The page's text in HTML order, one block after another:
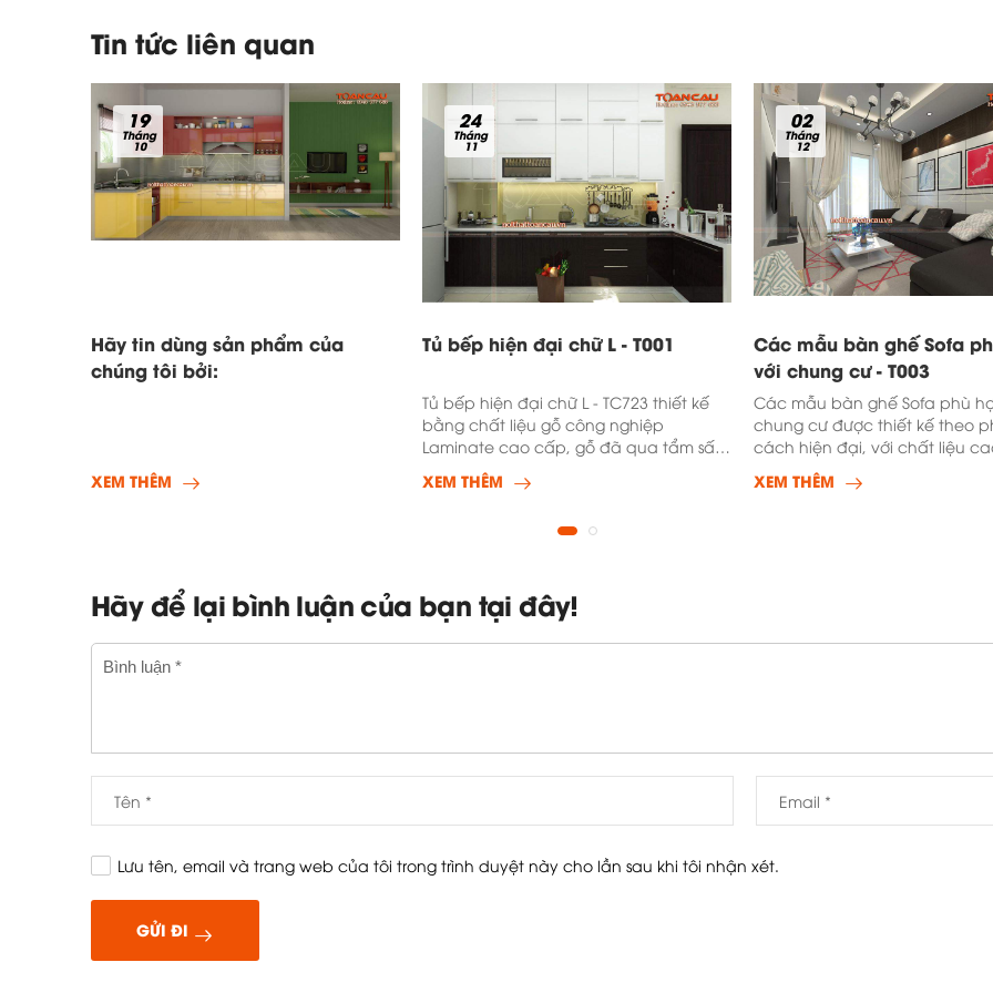
Tin tức liên quan
19
Tháng
10
Hãy tin dùng sản phẩm của
chúng tôi bởi:
XEM THÊM
24
Tháng
11
Tủ bếp hiện đại chữ L - T001
Tủ bếp hiện đại chữ L - TC723 thiết kế
bằng chất liệu gỗ công nghiệp
Laminate cao cấp, gỗ đã qua tẩm sấy,
chống cong vênh và
XEM THÊM
02
Tháng
12
Các mẫu bàn ghế Sofa
với chung cư - T003
Các mẫu bàn ghế Sofa phù
chung cư được thiết kế theo
cách hiện đại, với chất liệu
nhập khẩu ch&iacut
XEM THÊM
Hãy để lại bình luận của bạn tại đây!
Lưu tên, email và trang web của tôi trong trình duyệt này cho lần sau khi tôi nhận xét.
GỬI ĐI